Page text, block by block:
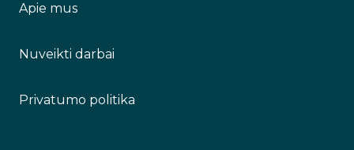
Apie mus
Nuveikti darbai
Privatumo politika